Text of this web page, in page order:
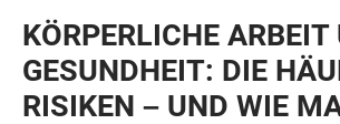
KÖRPERLICHE ARBEIT
GESUNDHEIT: DIE
RISIKEN – UND WIE